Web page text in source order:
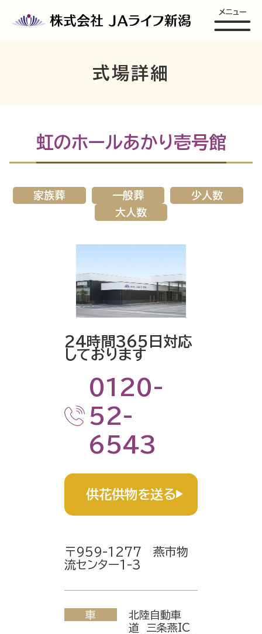
メニュー
式場詳細
虹のホールあかり壱号館
家族葬 一般葬
少人数
大人数
24時間365日対応
しております
0120-
52-
6543
供花供物を送る
〒959-1277 燕市物
流センター1-3
車
北陸自動車
道 三条燕IC